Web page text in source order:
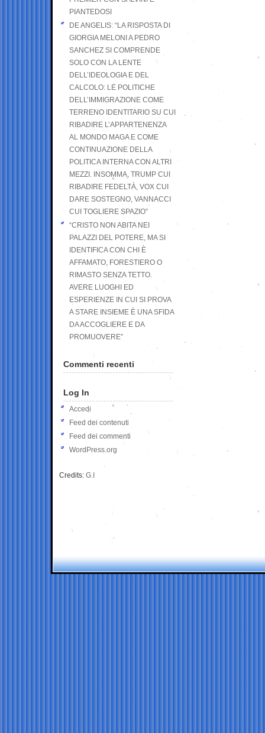
PIANTEDOSI
DE ANGELIS: “LA RISPOSTA DI
GIORGIA MELONI A PEDRO
SANCHEZ SI COMPRENDE
SOLO CON LA LENTE
DELL’IDEOLOGIA E DEL
CALCOLO: LE POLITICHE
DELL’IMMIGRAZIONE COME
TERRENO IDENTITARIO SU CUI
RIBADIRE L’APPARTENENZA
AL MONDO MAGA E COME
CONTINUAZIONE DELLA
POLITICA INTERNA CON ALTRI
MEZZI. INSOMMA, TRUMP CUI
RIBADIRE FEDELTÀ, VOX CUI
DARE SOSTEGNO, VANNACCI
CUI TOGLIERE SPAZIO”
“CRISTO NON ABITA NEI
PALAZZI DEL POTERE, MA SI
IDENTIFICA CON CHI È
AFFAMATO, FORESTIERO O
RIMASTO SENZA TETTO.
AVERE LUOGHI ED
ESPERIENZE IN CUI SI PROVA
A STARE INSIEME È UNA SFIDA
DA ACCOGLIERE E DA
PROMUOVERE”
Commenti recenti
Log In
Accedi
Feed dei contenuti
Feed dei commenti
WordPress.org
Credits: G.I